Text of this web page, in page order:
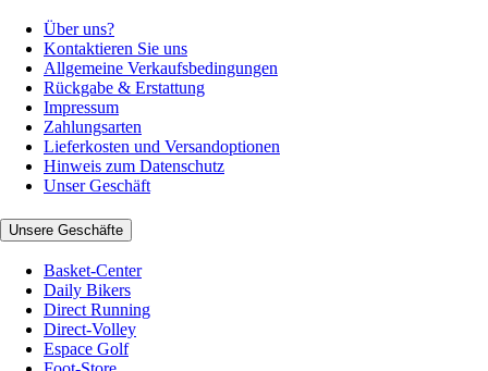
Über uns?
Kontaktieren Sie uns
Allgemeine Verkaufsbedingungen
Rückgabe & Erstattung
Impressum
Zahlungsarten
Lieferkosten und Versandoptionen
Hinweis zum Datenschutz
Unser Geschäft
Unsere Geschäfte
Basket-Center
Daily Bikers
Direct Running
Direct-Volley
Espace Golf